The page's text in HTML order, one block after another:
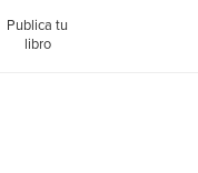
Publica tu
libro